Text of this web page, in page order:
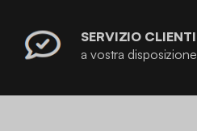
SERVIZIO CLIENTI
a vostra disposizione